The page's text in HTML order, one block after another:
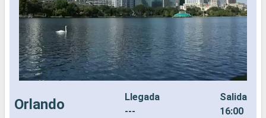
Orlando
Llegada
---
Salida
16:00